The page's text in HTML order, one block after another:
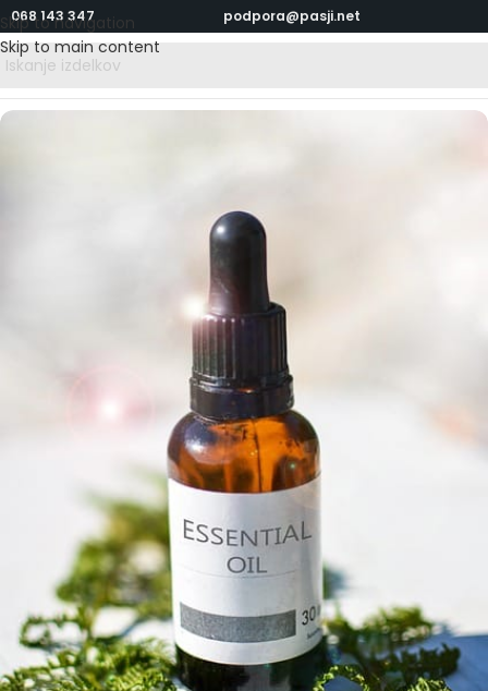
Skip to navigation
Skip to main content
068 143 347 podpora@pasji.net